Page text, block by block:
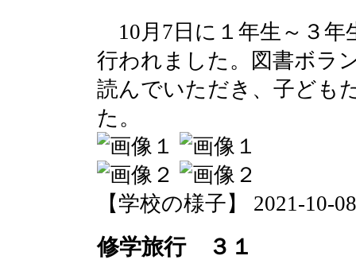
10月7日に１年生～３年
行われました。図書ボラ
読んでいただき、子ども
た。
【学校の様子】 2021-10-
修学旅行 ３１